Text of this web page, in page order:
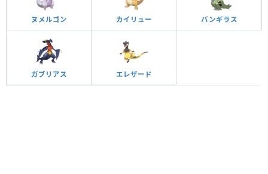
ヌメルゴン カイリュー バンギラス
ガブリアス エレザード